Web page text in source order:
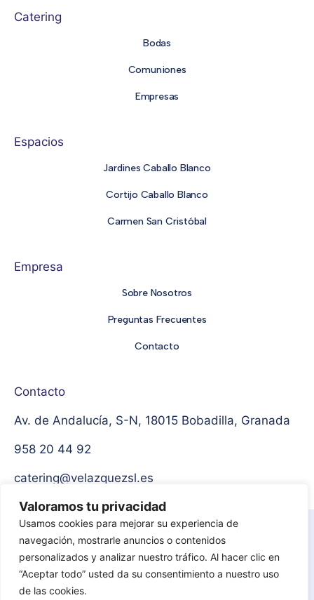
Valoramos tu privacidad
Usamos cookies para mejorar su experiencia de
navegación, mostrarle anuncios o contenidos
personalizados y analizar nuestro tráfico. Al hacer clic en
“Aceptar todo” usted da su consentimiento a nuestro uso
de las cookies.
Catering
Bodas
Comuniones
Empresas
Espacios
Jardines Caballo Blanco
Cortijo Caballo Blanco
Carmen San Cristóbal
Empresa
Sobre Nosotros
Preguntas Frecuentes
Contacto
Contacto
Av. de Andalucía, S-N, 18015 Bobadilla, Granada
958 20 44 92
catering@velazquezsl.es
Aviso Legal Política de privacidad
Protección de datos